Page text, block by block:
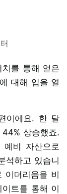
를 통해 얻은
대해 입을 열
이에요. 한 달
44% 상승했죠.
예비 자산으로
석하고 있습니
이더리움을 비
트를 통해 이